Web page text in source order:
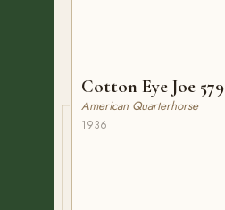
Cotton Eye Joe 579
American Quarterhorse
1936